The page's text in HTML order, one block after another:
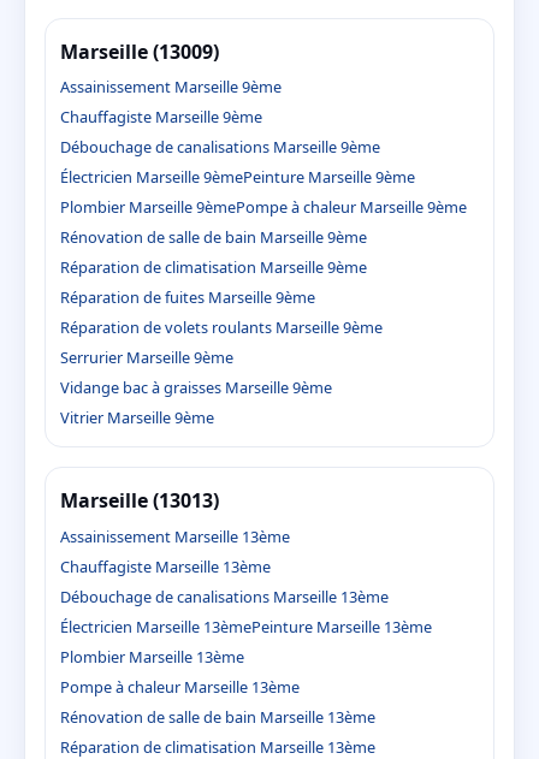
Marseille (13009)
Assainissement Marseille 9ème
Chauffagiste Marseille 9ème
Débouchage de canalisations Marseille 9ème
Électricien Marseille 9èmePeinture Marseille 9ème
Plombier Marseille 9èmePompe à chaleur Marseille 9ème
Rénovation de salle de bain Marseille 9ème
Réparation de climatisation Marseille 9ème
Réparation de fuites Marseille 9ème
Réparation de volets roulants Marseille 9ème
Serrurier Marseille 9ème
Vidange bac à graisses Marseille 9ème
Vitrier Marseille 9ème
Marseille (13013)
Assainissement Marseille 13ème
Chauffagiste Marseille 13ème
Débouchage de canalisations Marseille 13ème
Électricien Marseille 13èmePeinture Marseille 13ème
Plombier Marseille 13ème
Pompe à chaleur Marseille 13ème
Rénovation de salle de bain Marseille 13ème
Réparation de climatisation Marseille 13ème